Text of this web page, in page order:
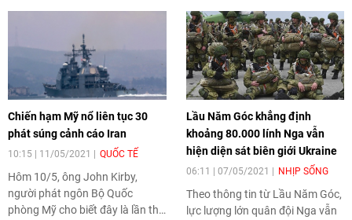
Chiến hạm Mỹ nổ liên tục 30
phát súng cảnh cáo Iran
10:15 | 11/05/2021 QUỐC TẾ
Hôm 10/5, ông John Kirby,
người phát ngôn Bộ Quốc
phòng Mỹ cho biết đây là lần thứ
Lầu Năm Góc khẳng định
khoảng 80.000 lính Nga vẫn
hiện diện sát biên giới Ukraine
06:11 | 07/05/2021 NHỊP SỐNG
Theo thông tin từ Lầu Năm Góc,
lực lượng lớn quân đội Nga vẫn